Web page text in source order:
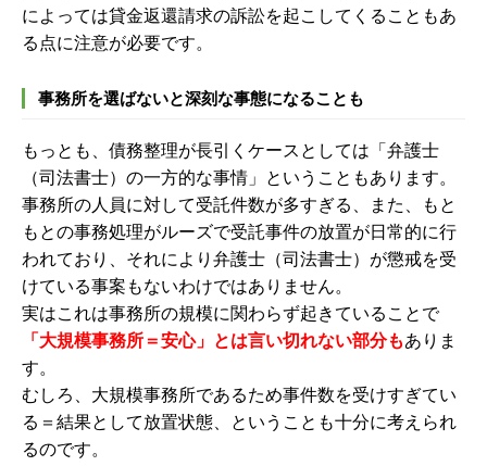
によっては貸金返還請求の訴訟を起こしてくることもあ
る点に注意が必要です。
事務所を選ばないと深刻な事態になることも
もっとも、債務整理が長引くケースとしては「弁護士
（司法書士）の一方的な事情」ということもあります。
事務所の人員に対して受託件数が多すぎる、また、もと
もとの事務処理がルーズで受託事件の放置が日常的に行
われており、それにより弁護士（司法書士）が懲戒を受
けている事案もないわけではありません。
実はこれは事務所の規模に関わらず起きていることで
「大規模事務所＝安心」とは言い切れない部分もありま
す。
むしろ、大規模事務所であるため事件数を受けすぎてい
る＝結果として放置状態、ということも十分に考えられ
るのです。